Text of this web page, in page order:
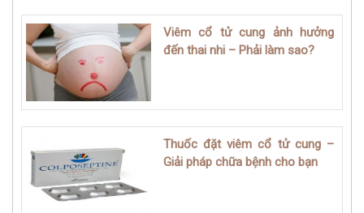
Viêm cổ tử cung ảnh hưởng
đến thai nhi – Phải làm sao?
Thuốc đặt viêm cổ tử cung –
Giải pháp chữa bệnh cho bạn